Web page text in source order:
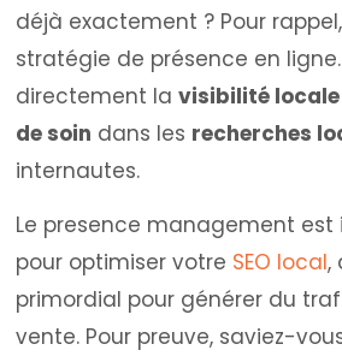
déjà exactement ? Pour
stratégie de présence en
directement lavisibilité locale
de soin dans les recherches
internautes.
Le presence management est
pour optimiser votre SEO local,
primordial pour générer du
vente. Pour preuve, saviez-